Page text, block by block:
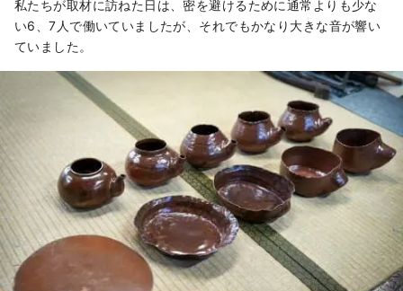
私たちが取材に訪ねた日は、密を避けるために通常よりも少な
い6、7人で働いていましたが、それでもかなり大きな音が響い
ていました。